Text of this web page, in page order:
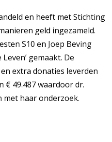
en heeft met Stichting
geld ingezameld.
S10 en Joep Beving
gemaakt. De
extra donaties leverden
€ 49.487 waardoor dr.
met haar onderzoek.